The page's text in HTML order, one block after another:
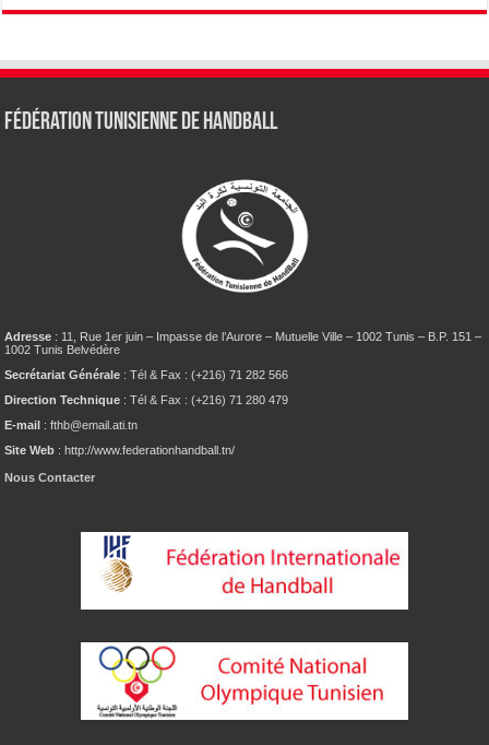
Fédération tunisienne de Handball
Adresse : 11, Rue 1er juin – Impasse de l’Aurore – Mutuelle Ville – 1002 Tunis – B.P. 151 –
1002 Tunis Belvédère
Secrétariat Générale : Tél & Fax : (+216) 71 282 566
Direction Technique : Tél & Fax : (+216) 71 280 479
E-mail : fthb@email.ati.tn
Site Web : http://www.federationhandball.tn/
Nous Contacter